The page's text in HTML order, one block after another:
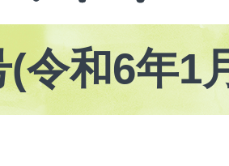
(令和6年1